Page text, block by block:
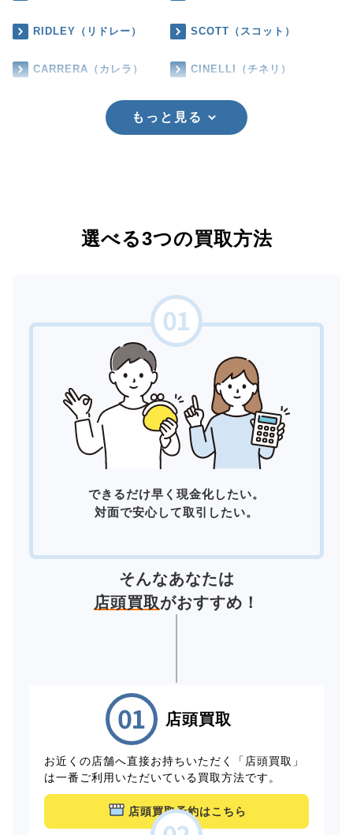
RIDLEY（リドレー） SCOTT（スコット）
CARRERA（カレラ） CINELLI（チネリ）
もっと見る
選べる3つの買取方法
できるだけ早く現金化したい。
対面で安心して取引したい。
そんなあなたは
店頭買取がおすすめ！
店頭買取
お近くの店舗へ直接お持ちいただく「店頭買取」
は一番ご利用いただいている買取方法です。
店頭買取予約はこちら